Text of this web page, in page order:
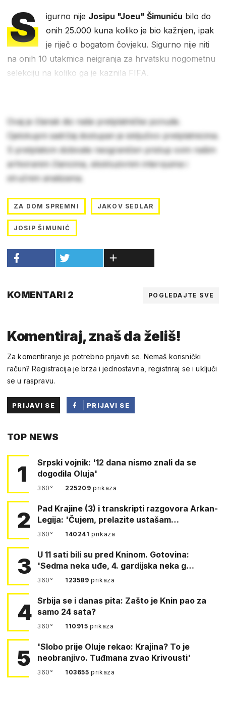
S igurno nije Josipu "Joeu" Šimuniću bilo do
onih 25.000 kuna koliko je bio kažnjen, ipak
je riječ o bogatom čovjeku. Sigurno nije niti
na onih 10 utakmica neigranja za hrvatsku nogometnu
selekciju na koliko ga je kaznila FIFA.
Ovaj je članak dio naše pretplatničke ponude.
Cjelokupni sadržaj dostupan je isključivo pretplatnicima.
S pretplatom dobivate neograničen pristup svim našim
arhiviranim člancima, ekskluzivnim intervjuima i
stručnim analizama.
ZA DOM SPREMNI JAKOV SEDLAR
JOSIP ŠIMUNIĆ
KOMENTARI 2 POGLEDAJTE SVE
Komentiraj, znaš da želiš!
Za komentiranje je potrebno prijaviti se. Nemaš korisnički
račun? Registracija je brza i jednostavna, registriraj se i uključi
se u raspravu.
PRIJAVI SE
PRIJAVI SE
TOP NEWS
1
Srpski vojnik: '12 dana nismo znali da se
dogodila Oluja'
360° 225209prikaza
2
Pad Krajine (3) i transkripti razgovora Arkan-
Legija: 'Čujem, prelazite ustašam…
360° 140241prikaza
3
U 11 sati bili su pred Kninom. Gotovina:
'Sedma neka uđe, 4. gardijska neka g…
360° 123589prikaza
4 Srbija se i danas pita: Zašto je Knin pao za
samo 24 sata?
360° 110915prikaza
5
'Slobo prije Oluje rekao: Krajina? To je
neobranjivo. Tuđmana zvao Krivousti'
360° 103655prikaza